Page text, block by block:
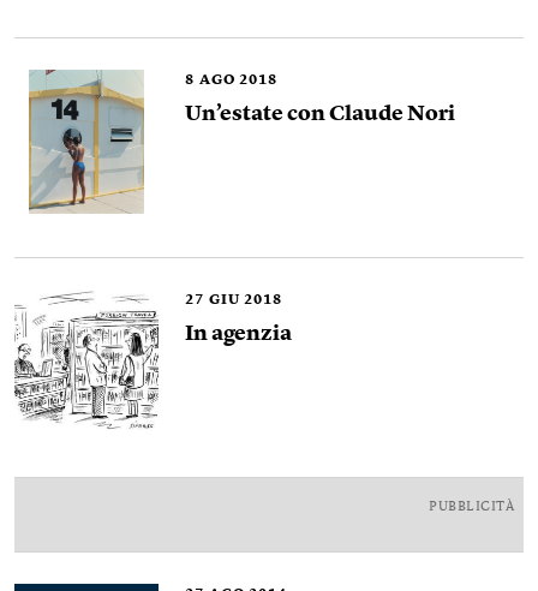
8 AGO 2018
Un’estate con Claude Nori
27 GIU 2018
In agenzia
PUBBLICITÀ